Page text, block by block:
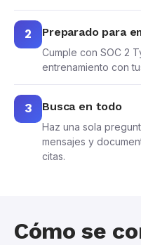
2 Preparado para
Cumple con SOC 2
entrenamiento con
3 Busca en todo
Haz una sola
mensajes y
citas.
Cómo se